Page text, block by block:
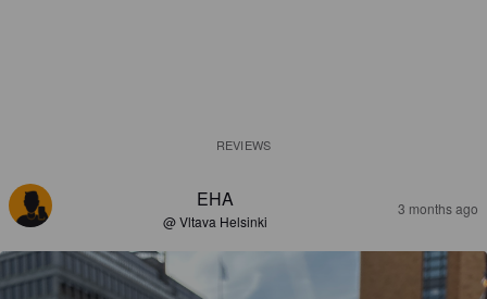
REVIEWS
EHA
@ Vltava Helsinki
3 months ago